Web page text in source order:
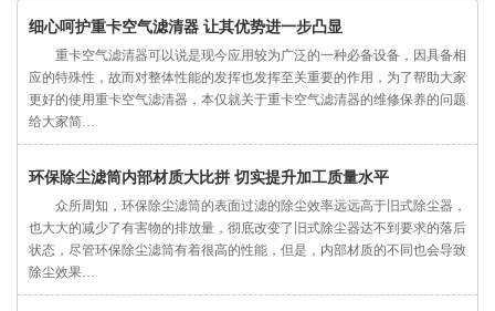
细心呵护重卡空气滤清器 让其优势进一步凸显
重卡空气滤清器可以说是现今应用较为广泛的一种必备设备，因具备相
应的特殊性，故而对整体性能的发挥也发挥至关重要的作用，为了帮助大家
更好的使用重卡空气滤清器，本仅就关于重卡空气滤清器的维修保养的问题
给大家简…
环保除尘滤筒内部材质大比拼 切实提升加工质量水平
众所周知，环保除尘滤筒的表面过滤的除尘效率远远高于旧式除尘器，
也大大的减少了有害物的排放量，彻底改变了旧式除尘器达不到要求的落后
状态，尽管环保除尘滤筒有着很高的性能，但是，内部材质的不同也会导致
除尘效果…